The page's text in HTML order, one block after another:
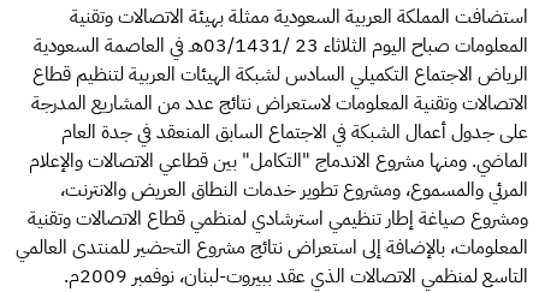
استضافت المملكة العربية السعودية ممثلة بهيئة الاتصالات وتقنية
المعلومات صباح اليوم الثلاثاء 23 /03/1431هـ في العاصمة السعودية
الرياض الاجتماع التكميلي السادس لشبكة الهيئات العربية لتنظيم قطاع
الاتصالات وتقنية المعلومات لاستعراض نتائج عدد من المشاريع المدرجة
على جدول أعمال الشبكة في الاجتماع السابق المنعقد في جدة العام
الماضي. ومنها مشروع الاندماج "التكامل" بين قطاعي الاتصالات والإعلام
المرئي والمسموع، ومشروع تطوير خدمات النطاق العريض والانترنت،
ومشروع صياغة إطار تنظيمي استرشادي لمنظمي قطاع الاتصالات وتقنية
المعلومات، بالإضافة إلى استعراض نتائج مشروع التحضير للمنتدى العالمي
التاسع لمنظمي الاتصالات الذي عقد ببيروت-لبنان، نوفمبر 2009م.